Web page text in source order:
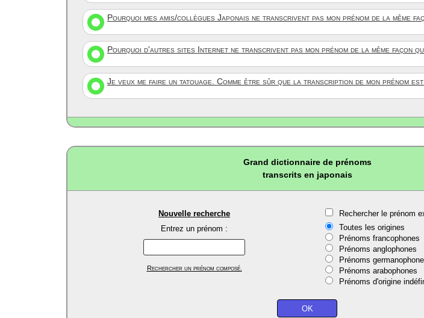
Pourquoi mes amis/collègues Japonais ne transcrivent pas mon prénom de la même
Pourquoi d'autres sites Internet ne transcrivent pas mon prénom de la même façon
Je veux me faire un tatouage. Comme être sûr que la transcription de mon prénom
Grand dictionnaire de prénoms
transcrits en japonais
Nouvelle recherche
Entrez un prénom :
Rechercher un prénom composé.
Rechercher le prénom
Toutes les origines
Prénoms francophones
Prénoms anglophones
Prénoms
Prénoms arabophones
Prénoms d'origine